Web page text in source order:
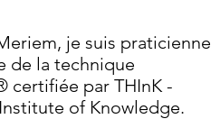
je suis praticienne
de la technique
certifiée par THInK -
of Knowledge.